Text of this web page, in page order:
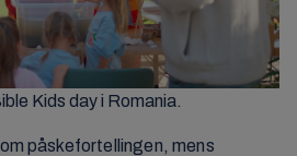
Kids day i Romania.
påskefortellingen, mens